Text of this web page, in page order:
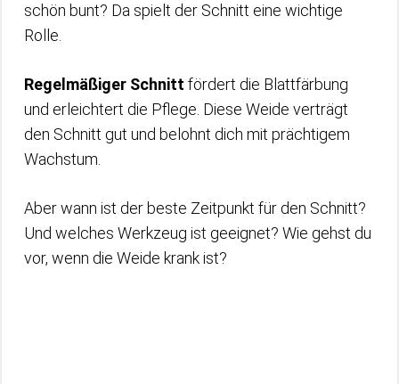
schön bunt? Da spielt der Schnitt eine wichtige
Rolle.
Regelmäßiger Schnitt fördert die Blattfärbung
und erleichtert die Pflege. Diese Weide verträgt
den Schnitt gut und belohnt dich mit prächtigem
Wachstum.
Aber wann ist der beste Zeitpunkt für den Schnitt?
Und welches Werkzeug ist geeignet? Wie gehst du
vor, wenn die Weide krank ist?